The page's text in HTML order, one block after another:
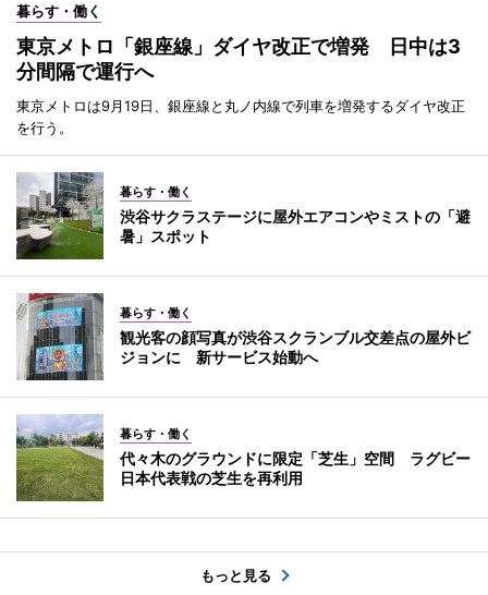
暮らす・働く
東京メトロ「銀座線」ダイヤ改正で増発 日中は3
分間隔で運行へ
東京メトロは9月19日、銀座線と丸ノ内線で列車を増発するダイヤ改正
を行う。
暮らす・働く
渋谷サクラステージに屋外エアコンやミストの「避
暑」スポット
暮らす・働く
観光客の顔写真が渋谷スクランブル交差点の屋外ビ
ジョンに 新サービス始動へ
暮らす・働く
代々木のグラウンドに限定「芝生」空間 ラグビー
日本代表戦の芝生を再利用
もっと見る